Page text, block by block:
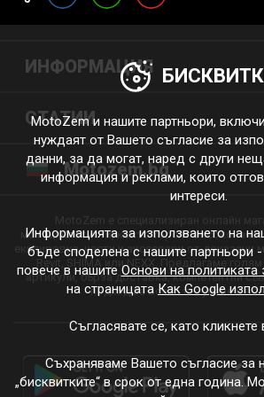
ИНФОРМАЦИЯ
СТАТИИ
Motozem.bg
мотоциклетисти, които търсят
екипировка, части и аксесоари от доказани
Revit, SHIMA или NEXX. Предлагаме
артикули, бърза доставка, компетентни
подход за всяко пътуване и
MotoZem и нашите партньори,
нуждаят от Вашето съгласие за
данни, за да могат, наред с други
информация и реклами, които
интереси.
Информацията за използването на
бъде споделена с нашите партньори
повече в нашите Основи на политиката
на страницата Как Google
Съгласявате се, като кликнете
Съхраняваме Вашето съгласие за
„бисквитките“ в срок от една година.